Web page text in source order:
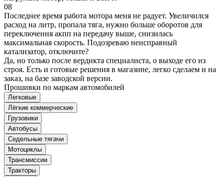
08
Последнее время работа мотора меня не радует. Увеличился
расход на литр, пропала тяга, нужно больше оборотов для
переключения акпп на передачу выше, снизилась
максимальная скорость. Подозреваю неисправный
катализатор, отключите?
Да, но только после вердикта специалиста, о выходе его из
строя. Есть и готовые решения в магазине, легко сделаем и на
заказ, на базе заводской версии.
Прошивки по маркам автомобилей
Легковые
Лёгкие коммерческие
Грузовики
Автобусы
Седельные тягачи
Мотоциклы
Трансмиссии
Тракторы